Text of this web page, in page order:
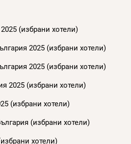
(избрани хотели)
2025 (избрани хотели)
2025 (избрани хотели)
2025 (избрани хотели)
(избрани хотели)
(избрани хотели)
хотели)